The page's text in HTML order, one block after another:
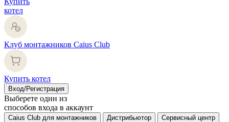
котел
Клуб монтажников Caius Club
Купить котел
Вход/Регистрация
Выберете один из
способов входа в аккаунт
Caius Club для монтажников Дистрибьютор Сервисный центр